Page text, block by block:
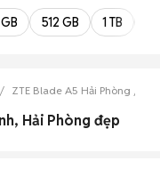
512 GB 1 TB
ZTE Blade A5 Hải Phòng
Hải Phòng đẹp